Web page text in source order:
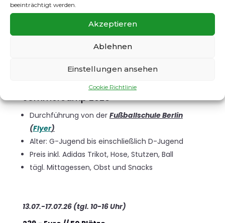
beeinträchtigt werden.
Akzeptieren
Ablehnen
Einstellungen ansehen
Cookie Richtlinie
170,- Euro // 50 Plätze
Sommercamp 2026
Durchführung von der Fußballschule Berlin
(Flyer)
Alter: G-Jugend bis einschließlich D-Jugend
Preis inkl. Adidas Trikot, Hose, Stutzen, Ball
tägl. Mittagessen, Obst und Snacks
13.07.-17.07.26 (tgl. 10-16 Uhr)